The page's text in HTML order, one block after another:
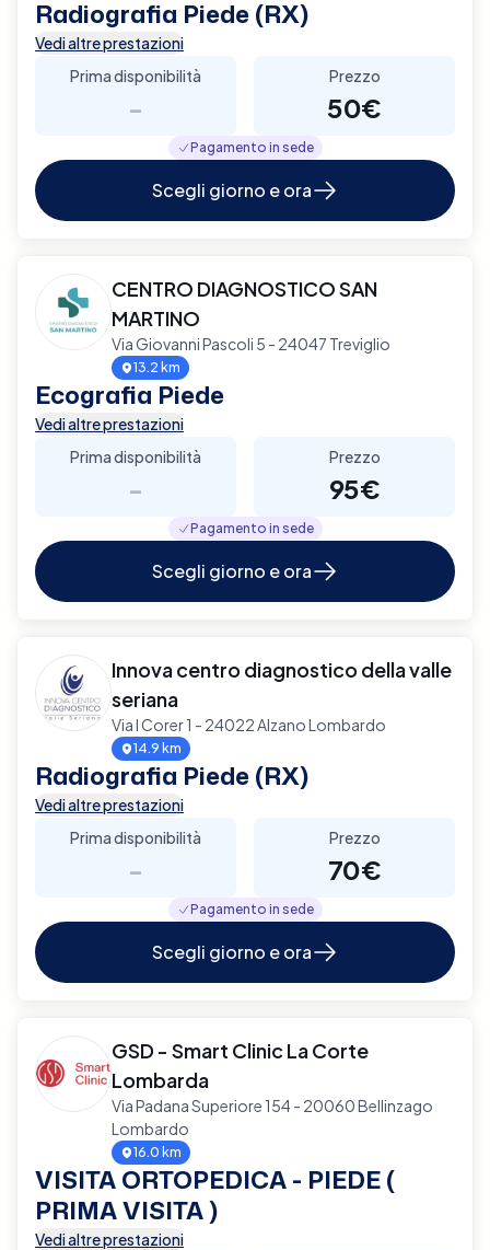
Radiografia Piede (RX)
Vedi altre prestazioni
Prima disponibilità
-
Prezzo
50€
Pagamento in sede
Scegli giorno e ora
CENTRO DIAGNOSTICO SAN
MARTINO
Via Giovanni Pascoli 5 - 24047 Treviglio
13.2 km
Ecografia Piede
Vedi altre prestazioni
Prima disponibilità
-
Prezzo
95€
Pagamento in sede
Scegli giorno e ora
Innova centro diagnostico della valle
seriana
Via I Corer 1 - 24022 Alzano Lombardo
14.9 km
Radiografia Piede (RX)
Vedi altre prestazioni
Prima disponibilità
-
Prezzo
70€
Pagamento in sede
Scegli giorno e ora
GSD - Smart Clinic La Corte
Lombarda
Via Padana Superiore 154 - 20060 Bellinzago
Lombardo
16.0 km
VISITA ORTOPEDICA - PIEDE (
PRIMA VISITA )
Vedi altre prestazioni